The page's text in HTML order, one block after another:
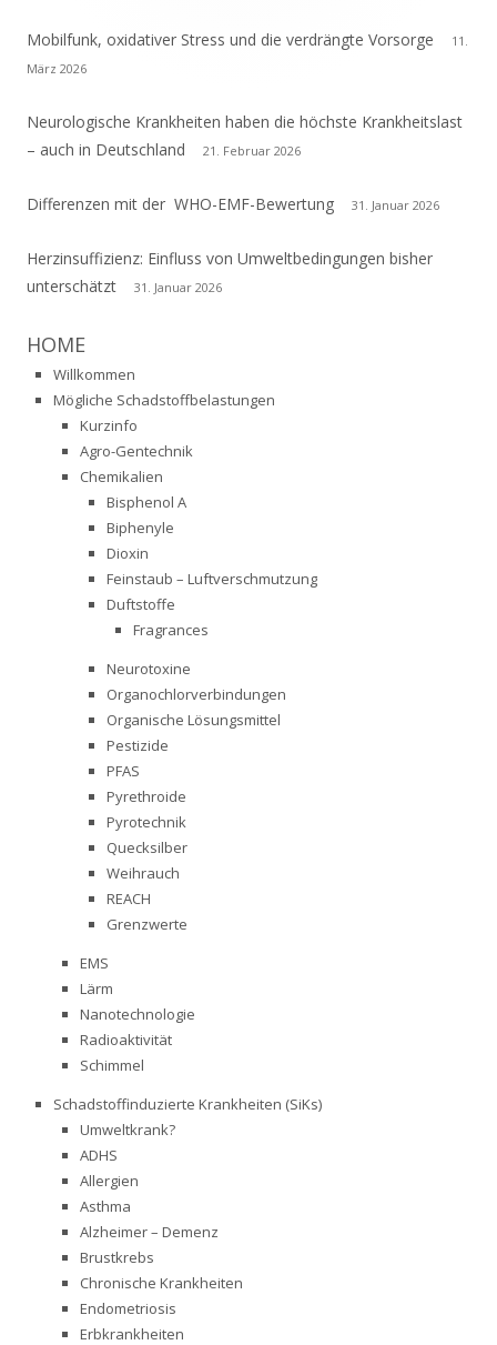
Mobilfunk, oxidativer Stress und die verdrängte Vorsorge
11.
März 2026
Neurologische Krankheiten haben die höchste Krankheitslast
– auch in Deutschland
21. Februar 2026
Differenzen mit der WHO-EMF-Bewertung 31. Januar 2026
Herzinsuffizienz: Einfluss von Umweltbedingungen bisher
unterschätzt
31. Januar 2026
HOME
Willkommen
Mögliche Schadstoffbelastungen
Kurzinfo
Agro-Gentechnik
Chemikalien
Bisphenol A
Biphenyle
Dioxin
Feinstaub – Luftverschmutzung
Duftstoffe
Fragrances
Neurotoxine
Organochlorverbindungen
Organische Lösungsmittel
Pestizide
PFAS
Pyrethroide
Pyrotechnik
Quecksilber
Weihrauch
REACH
Grenzwerte
EMS
Lärm
Nanotechnologie
Radioaktivität
Schimmel
Schadstoffinduzierte Krankheiten (SiKs)
Umweltkrank?
ADHS
Allergien
Asthma
Alzheimer – Demenz
Brustkrebs
Chronische Krankheiten
Endometriosis
Erbkrankheiten